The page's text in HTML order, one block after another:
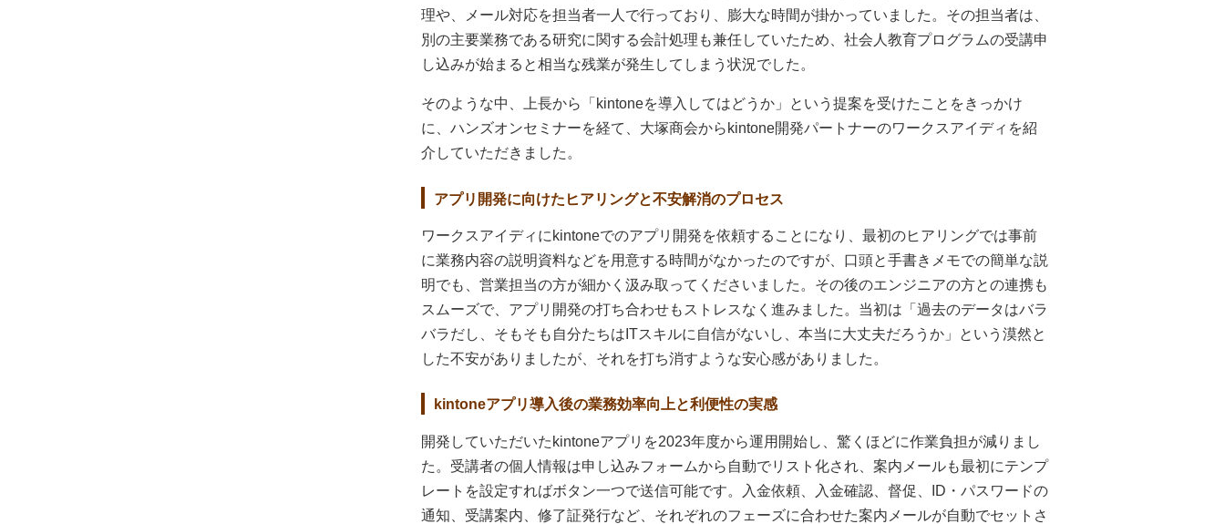
理や、メール対応を担当者一人で行っており、膨大な時間が掛かっていました。その担当者は、
別の主要業務である研究に関する会計処理も兼任していたため、社会人教育プログラムの受講申
し込みが始まると相当な残業が発生してしまう状況でした。
そのような中、上長から「kintoneを導入してはどうか」という提案を受けたことをきっかけ
に、ハンズオンセミナーを経て、大塚商会からkintone開発パートナーのワークスアイディを紹
介していただきました。
アプリ開発に向けたヒアリングと不安解消のプロセス
ワークスアイディにkintoneでのアプリ開発を依頼することになり、最初のヒアリングでは事前
に業務内容の説明資料などを用意する時間がなかったのですが、口頭と手書きメモでの簡単な説
明でも、営業担当の方が細かく汲み取ってくださいました。その後のエンジニアの方との連携も
スムーズで、アプリ開発の打ち合わせもストレスなく進みました。当初は「過去のデータはバラ
バラだし、そもそも自分たちはITスキルに自信がないし、本当に大丈夫だろうか」という漠然と
した不安がありましたが、それを打ち消すような安心感がありました。
kintoneアプリ導入後の業務効率向上と利便性の実感
開発していただいたkintoneアプリを2023年度から運用開始し、驚くほどに作業負担が減りまし
た。受講者の個人情報は申し込みフォームから自動でリスト化され、案内メールも最初にテンプ
レートを設定すればボタン一つで送信可能です。入金依頼、入金確認、督促、ID・パスワードの
通知、受講案内、修了証発行など、それぞれのフェーズに合わせた案内メールが自動でセットさ